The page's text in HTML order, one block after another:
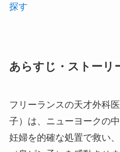
探す
あらすじ・ストーリ
フリーランスの天才外科
子）は、ニューヨークの
妊婦を的確な処置で救い